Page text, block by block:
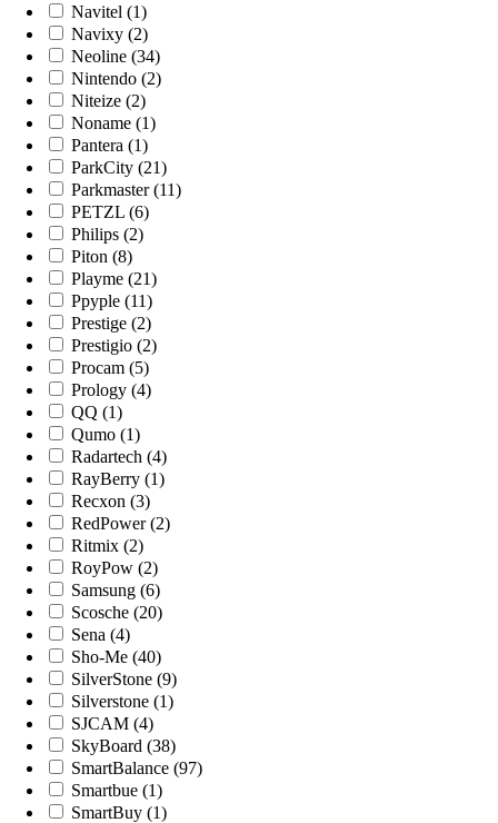
Navitel (1)
Navixy (2)
Neoline (34)
Nintendo (2)
Niteize (2)
Noname (1)
Pantera (1)
ParkCity (21)
Parkmaster (11)
PETZL (6)
Philips (2)
Piton (8)
Playme (21)
Ppyple (11)
Prestige (2)
Prestigio (2)
Procam (5)
Prology (4)
QQ (1)
Qumo (1)
Radartech (4)
RayBerry (1)
Recxon (3)
RedPower (2)
Ritmix (2)
RoyPow (2)
Samsung (6)
Scosche (20)
Sena (4)
Sho-Me (40)
SilverStone (9)
Silverstone (1)
SJCAM (4)
SkyBoard (38)
SmartBalance (97)
Smartbue (1)
SmartBuy (1)